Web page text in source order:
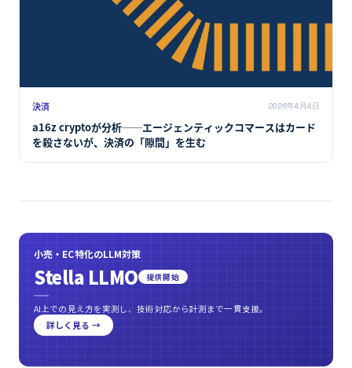
決済 2026年4月4日
a16z cryptoが分析──エージェンティックコマースはカード
を殺さないが、決済の「隙間」を生む
小売・EC特化のLLM対策
Stella LLMO 提供開始
AI上での見え方を実測し、技術対応から計測まで一貫支援。
詳しく見る →